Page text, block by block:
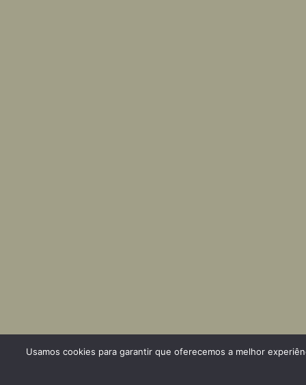
Usamos cookies para garantir que oferecemos a melhor